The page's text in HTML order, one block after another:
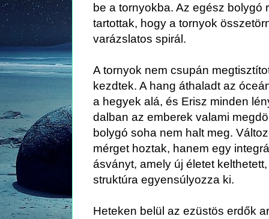
be a tornyokba. Az egész bolygó
tartottak, hogy a tornyok
varázslatos spirál.
A tornyok nem csupán
kezdtek. A hang áthaladt az
a hegyek alá, és Erisz minden
dalban az emberek valami
bolygó soha nem halt meg.
mérget hoztak, hanem egy
ásványt, amely új életet
struktúra egyensúlyozza ki.
Heteken belül az ezüstös erdők